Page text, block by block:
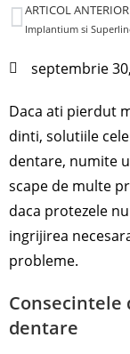
ARTICOL ANTERIOR
septembrie
Daca ati pierdut
dinti, solutiile
dentare, numite
scape de multe
daca protezele
ingrijirea
probleme.
dentare